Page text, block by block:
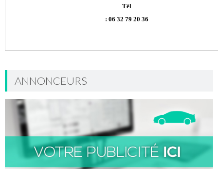
Tél
: 06 32 79 20 36
ANNONCEURS